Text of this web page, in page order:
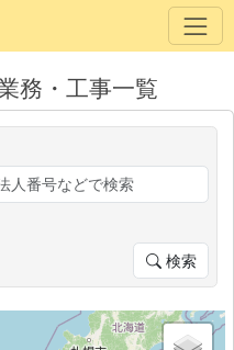
務・工事一覧
検索